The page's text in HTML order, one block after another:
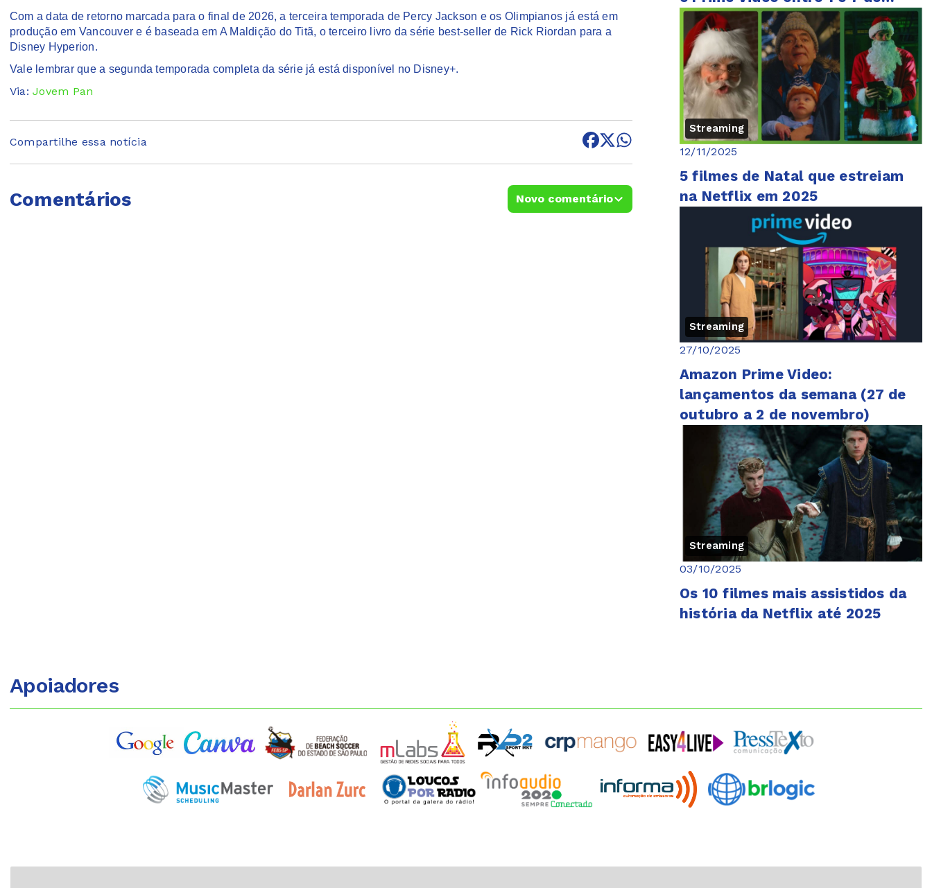
Com a data de retorno marcada para o final de 2026, a terceira temporada de Percy Jackson e os Olimpianos já está em
produção em Vancouver e é baseada em A Maldição do Titã, o terceiro livro da série best-seller de Rick Riordan para a
Disney Hyperion.
Vale lembrar que a segunda temporada completa da série já está disponível no Disney+.
Via:Jovem Pan
Compartilhe essa notícia
Comentários Novo comentário
dezembro
Streaming
12/11/2025
5 filmes de Natal que estreiam
na Netflix em 2025
Streaming
27/10/2025
Amazon Prime Video:
lançamentos da semana (27 de
outubro a 2 de novembro)
Streaming
03/10/2025
Os 10 filmes mais assistidos da
história da Netflix até 2025
Apoiadores